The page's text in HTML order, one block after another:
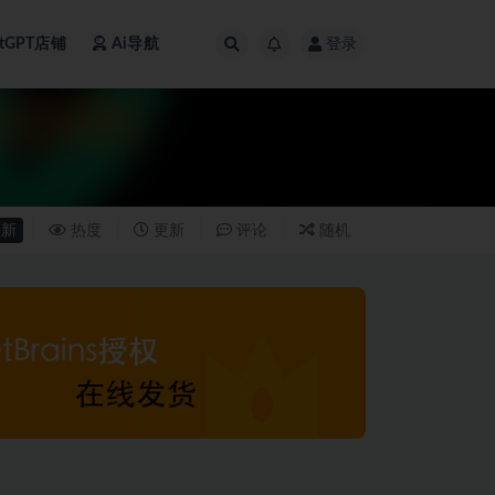
店铺 Ai导航 登录
热度 更新 评论 随机